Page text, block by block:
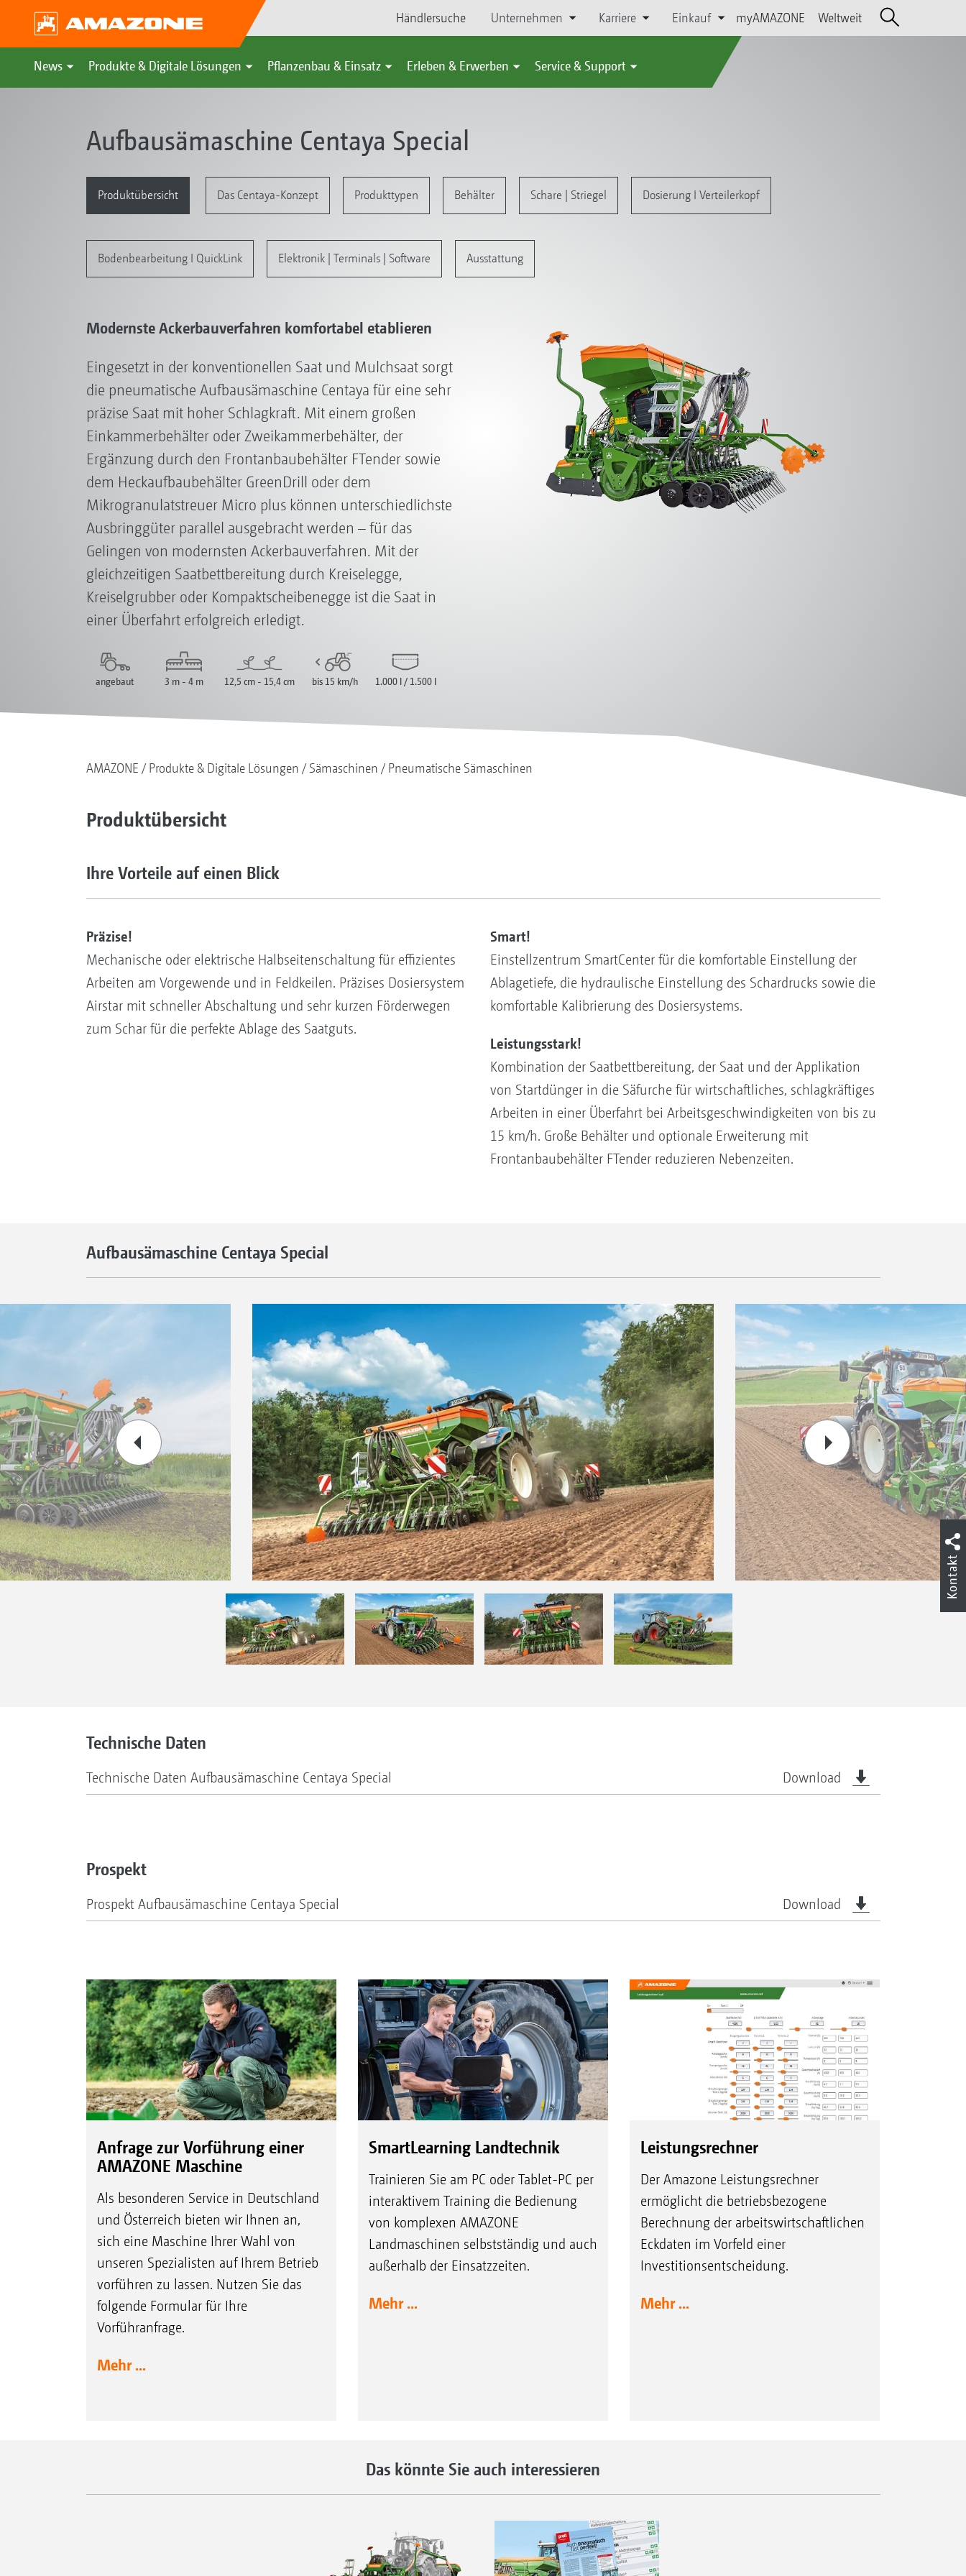
Händlersuche Unternehmen Karriere Einkauf myAMAZONE Weltweit
News Produkte & Digitale Lösungen Pflanzenbau & Einsatz Erleben & Erwerben Service & Support
Aufbausämaschine Centaya Special
Produktübersicht Das Centaya-Konzept Produkttypen Behälter Schare | Striegel Dosierung I Verteilerkopf
Bodenbearbeitung I QuickLink Elektronik | Terminals | Software Ausstattung
Modernste Ackerbauverfahren komfortabel etablieren
Eingesetzt in der konventionellen Saat und Mulchsaat sorgt
die pneumatische Aufbausämaschine Centaya für eine sehr
präzise Saat mit hoher Schlagkraft. Mit einem großen
Einkammerbehälter oder Zweikammerbehälter, der
Ergänzung durch den Frontanbaubehälter FTender sowie
dem Heckaufbaubehälter GreenDrill oder dem
Mikrogranulatstreuer Micro plus können unterschiedlichste
Ausbringgüter parallel ausgebracht werden – für das
Gelingen von modernsten Ackerbauverfahren. Mit der
gleichzeitigen Saatbettbereitung durch Kreiselegge,
Kreiselgrubber oder Kompaktscheibenegge ist die Saat in
einer Überfahrt erfolgreich erledigt.
angebaut 3 m - 4 m 12,5 cm - 15,4 cm bis 15 km/h 1.000 l / 1.500 l
AMAZONE Produkte & Digitale Lösungen Sämaschinen Pneumatische Sämaschinen
Produktübersicht
Ihre Vorteile auf einen Blick
Präzise!
Mechanische oder elektrische Halbseitenschaltung für effizientes
Arbeiten am Vorgewende und in Feldkeilen. Präzises Dosiersystem
Airstar mit schneller Abschaltung und sehr kurzen Förderwegen
zum Schar für die perfekte Ablage des Saatguts.
Smart!
Einstellzentrum SmartCenter für die komfortable Einstellung der
Ablagetiefe, die hydraulische Einstellung des Schardrucks sowie die
komfortable Kalibrierung des Dosiersystems.
Leistungsstark!
Kombination der Saatbettbereitung, der Saat und der Applikation
von Startdünger in die Säfurche für wirtschaftliches, schlagkräftiges
Arbeiten in einer Überfahrt bei Arbeitsgeschwindigkeiten von bis zu
15 km/h. Große Behälter und optionale Erweiterung mit
Frontanbaubehälter FTender reduzieren Nebenzeiten.
Aufbausämaschine Centaya Special
Technische Daten
Technische Daten Aufbausämaschine Centaya Special Download
Prospekt
Prospekt Aufbausämaschine Centaya Special Download
Anfrage zur Vorführung einer
AMAZONE Maschine
Als besonderen Service in Deutschland
und Österreich bieten wir Ihnen an,
sich eine Maschine Ihrer Wahl von
unseren Spezialisten auf Ihrem Betrieb
vorführen zu lassen. Nutzen Sie das
folgende Formular für Ihre
Vorführanfrage.
Mehr ...
SmartLearning Landtechnik
Trainieren Sie am PC oder Tablet-PC per
interaktivem Training die Bedienung
von komplexen AMAZONE
Landmaschinen selbstständig und auch
außerhalb der Einsatzzeiten.
Mehr ...
Leistungsrechner
Der Amazone Leistungsrechner
ermöglicht die betriebsbezogene
Berechnung der arbeitswirtschaftlichen
Eckdaten im Vorfeld einer
Investitionsentscheidung.
Mehr ...
Das könnte Sie auch interessieren
Kontakt